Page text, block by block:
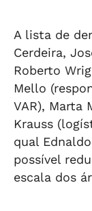
A lista de
Cerdeira,
Roberto
Mello
VAR), Marta
Krauss
qual
possível
escala dos